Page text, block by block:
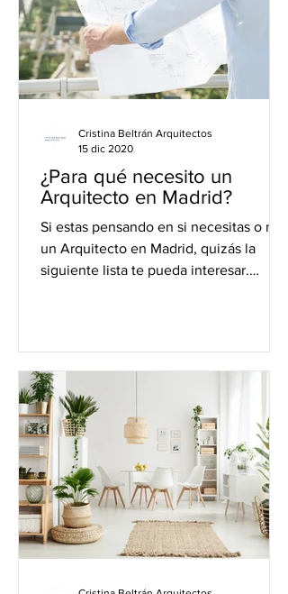
¿Para qué necesito un
Arquitecto en Madrid?
Si estas pensando en si necesitas o no
un Arquitecto en Madrid, quizás la
siguiente lista te pueda interesar.
Cristina Beltrán Arquitectos
15 dic 2020